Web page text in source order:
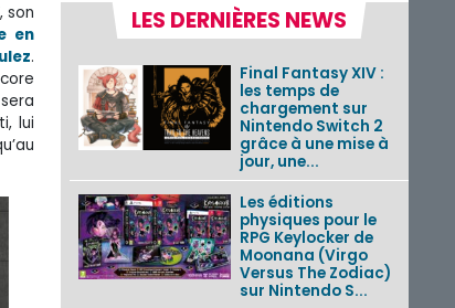
, son
en
.
lui
LES DERNIÈRES NEWS
Final Fantasy XIV :
les temps de
chargement sur
Nintendo Switch 2
grâce à une mise à
jour, une...
Les éditions
physiques pour le
RPG Keylocker de
Moonana (Virgo
Versus The Zodiac)
sur Nintendo S...